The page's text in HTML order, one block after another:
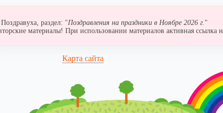
раздел: "Поздравления на праздники в Ноябре 2026 г. "
материалы! При использовании материалов активная ссылка
Карта сайта